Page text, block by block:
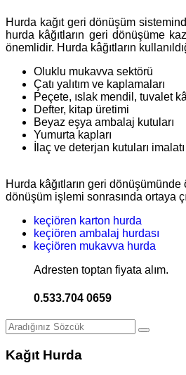
Hurda kağıt geri dönüşüm
hurda kâğıtların geri dönüşüme
önemlidir. Hurda kâğıtların
Oluklu mukavva sektörü
Çatı yalıtım ve kaplamaları
Peçete, ıslak mendil, tuvalet
Defter, kitap üretimi
Beyaz eşya ambalaj kutuları
Yumurta kapları
İlaç ve deterjan kutuları imalatı
Hurda kâğıtların geri
dönüşüm işlemi sonrasında ortaya
keçiören karton hurda
keçiören ambalaj hurdası
keçiören mukavva hurda
Adresten toptan fiyata alım.
0.533.704 0659
Kağıt Hurda